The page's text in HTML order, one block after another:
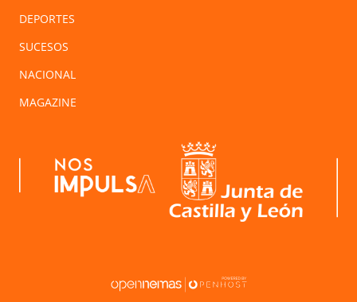
DEPORTES
SUCESOS
NACIONAL
MAGAZINE